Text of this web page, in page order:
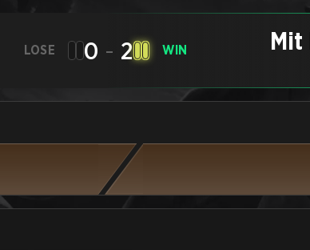
LOSE 0 - 2 WIN Mit